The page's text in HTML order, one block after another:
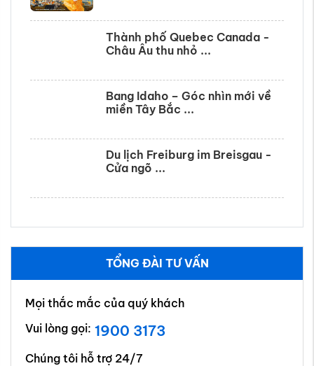
Thành phố Quebec Canada -
Châu Âu thu nhỏ ...
Bang Idaho – Góc nhìn mới về
miền Tây Bắc ...
Du lịch Freiburg im Breisgau -
Cửa ngõ ...
TỔNG ĐÀI TƯ VẤN
Mọi thắc mắc của quý khách
Vui lòng gọi: 1900 3173
Chúng tôi hỗ trợ 24/7